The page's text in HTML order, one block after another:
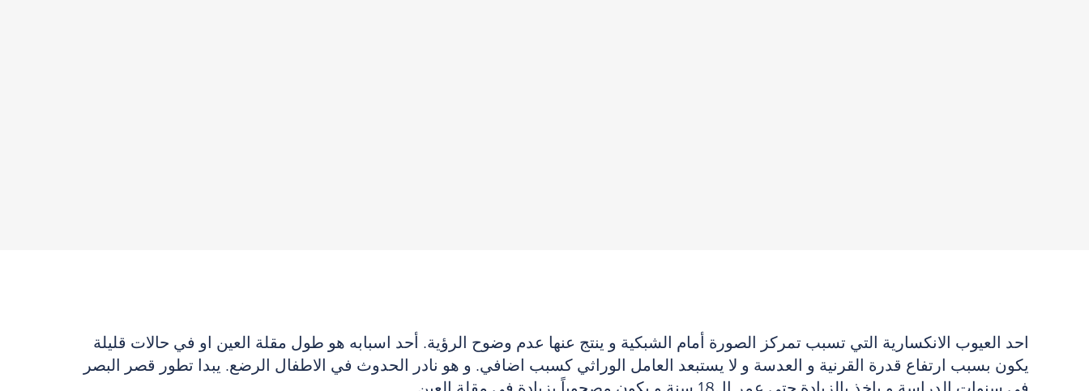
احد العيوب الانكسارية التي تسبب تمركز الصورة أمام الشبكية و ينتج عنها عدم وضوح الرؤية. أحد اسبابه هو طول مقلة العين او في حالات قليلة
يكون بسبب ارتفاع قدرة القرنية و العدسة و لا يستبعد العامل الوراثي كسبب اضافي. و هو نادر الحدوث في الاطفال الرضع. يبدا تطور قصر البصر